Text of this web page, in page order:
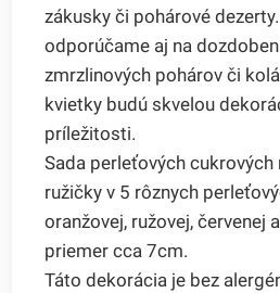
zákusky či pohárové
odporúčame aj na
zmrzlinových pohárov či
kvietky budú skvelou
príležitosti.
Sada perleťových
ružičky v 5 rôznych
oranžovej, ružovej, červenej
priemer cca 7cm.
Táto dekorácia je bez